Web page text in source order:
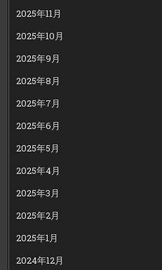
2025年11月
2025年10月
2025年9月
2025年8月
2025年7月
2025年6月
2025年5月
2025年4月
2025年3月
2025年2月
2025年1月
2024年12月